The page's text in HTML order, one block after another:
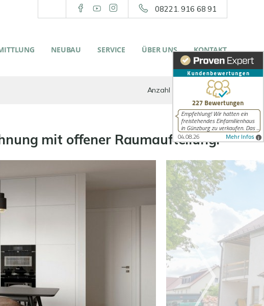
08221. 916 68 91
NEUBAU SERVICE ÜBER UNS KONTAKT
Anzahl der Objekte:1 | 1
mit offener Raumaufteilung.